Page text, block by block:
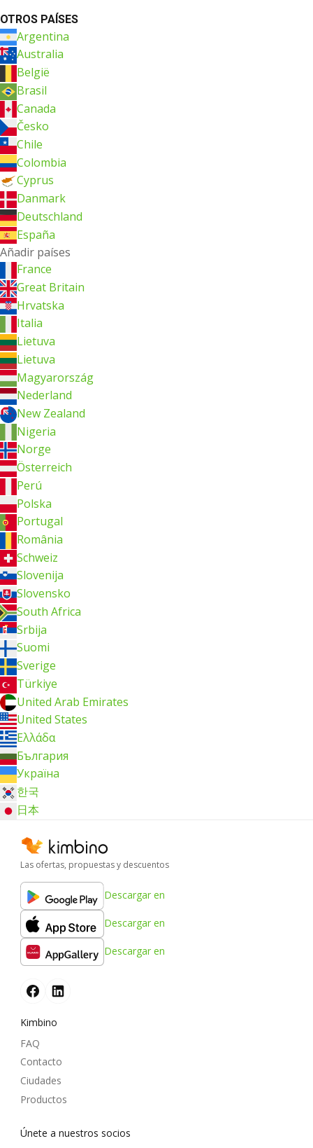
OTROS PAÍSES
Argentina
Australia
België
Brasil
Canada
Česko
Chile
Colombia
Cyprus
Danmark
Deutschland
España
Añadir países
France
Great Britain
Hrvatska
Italia
Lietuva
Lietuva
Magyarország
Nederland
New Zealand
Nigeria
Norge
Österreich
Perú
Polska
Portugal
România
Schweiz
Slovenija
Slovensko
South Africa
Srbija
Suomi
Sverige
Türkiye
United Arab Emirates
United States
Ελλάδα
България
Україна
한국
日本
Las ofertas, propuestas y descuentos
Descargar en
Descargar en
Descargar en
Kimbino
FAQ
Contacto
Ciudades
Productos
Únete a nuestros socios